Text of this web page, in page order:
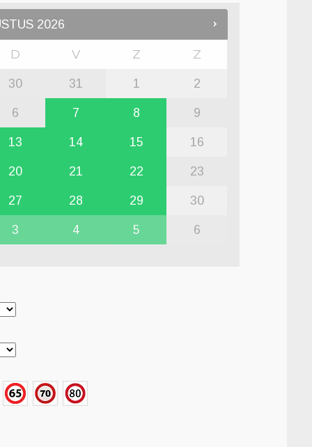
2026
D V Z Z
30 31 1 2
6 7 8 9
13 14 15 16
20 21 22 23
27 28 29 30
3 4 5 6